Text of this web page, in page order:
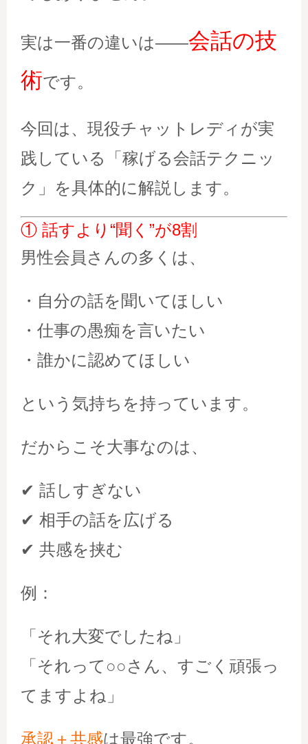
実は一番の違いは――会話の技
術です。
今回は、現役チャットレディが実
践している「稼げる会話テクニッ
ク」を具体的に解説します。
① 話すより“聞く”が8割
男性会員さんの多くは、
・自分の話を聞いてほしい
・仕事の愚痴を言いたい
・誰かに認めてほしい
という気持ちを持っています。
だからこそ大事なのは、
✔ 話しすぎない
✔ 相手の話を広げる
✔ 共感を挟む
例：
「それ大変でしたね」
「それって○○さん、すごく頑張っ
てますよね」
承認＋共感は最強です。